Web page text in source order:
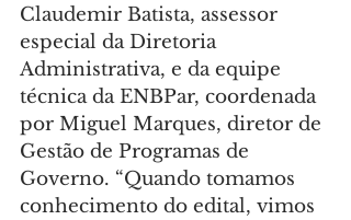
Claudemir Batista, assessor
especial da Diretoria
Administrativa, e da equipe
técnica da ENBPar, coordenada
por Miguel Marques, diretor de
Gestão de Programas de
Governo. “Quando tomamos
conhecimento do edital, vimos